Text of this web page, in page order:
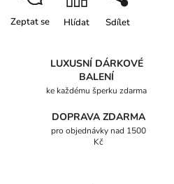
Zeptat se Hlídat Sdílet
LUXUSNÍ DÁRKOVÉ
BALENÍ
ke každému šperku zdarma
DOPRAVA ZDARMA
pro objednávky nad 1500
Kč